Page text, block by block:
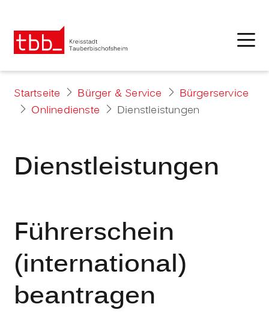
Startseite Bürger & Service
Bürgerservice
Onlinedienste
Dienstleistungen
Dienstleistungen
Führerschein
(international)
beantragen